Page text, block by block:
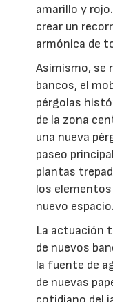
amarillo y
crear un
armónica de
Asimismo, se
bancos, el
pérgolas
de la zona
una nueva
paseo
plantas
los
nuevo espacio.
La actuación
de nuevos
la fuente de
de nuevas